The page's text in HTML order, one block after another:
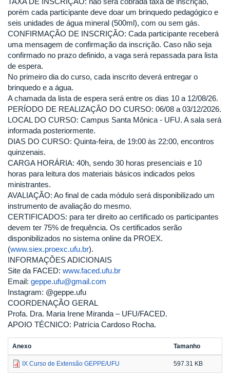
porém cada participante deve doar um brinquedo pedagógico e
seis unidades de água mineral (500ml), com ou sem gás.
CONFIRMAÇÃO DE INSCRIÇÃO: Cada participante receberá
uma mensagem de confirmação da inscrição. Caso não seja
confirmado no prazo definido, a vaga será repassada para lista
de espera.
No primeiro dia do curso, cada inscrito deverá entregar o
brinquedo e a água.
A chamada da lista de espera será entre os dias 10 a 12/08/26.
PERÍODO DE REALIZAÇÃO DO CURSO: 06/08 a 03/12/2026.
LOCAL DO CURSO: Campus Santa Mônica - UFU. A sala será
informada posteriormente.
DIAS DO CURSO: Quinta-feira, de 19:00 às 22:00, encontros
quinzenais.
CARGA HORÁRIA: 40h, sendo 30 horas presenciais e 10
horas para leitura dos materiais básicos indicados pelos
ministrantes.
AVALIAÇÃO: Ao final de cada módulo será disponibilizado um
instrumento de avaliação do mesmo.
CERTIFICADOS: para ter direito ao certificado os participantes
devem ter 75% de frequência. Os certificados serão
disponibilizados no sistema online da PROEX.
(www.siex.proexc.ufu.br).
INFORMAÇÕES ADICIONAIS
Site da FACED: www.faced.ufu.br
Email: geppe.ufu@gmail.com
Instagram: @geppe.ufu
COORDENAÇÃO GERAL
Profa. Dra. Maria Irene Miranda – UFU/FACED.
APOIO TÉCNICO: Patrícia Cardoso Rocha.
Anexo Tamanho
IX Curso de Extensão GEPPE/UFU 597.31 KB